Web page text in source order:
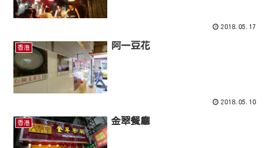
2018.05.17
香港 阿一豆花
2018.05.10
香港 金翠餐廳